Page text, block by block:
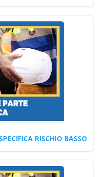
Modulo
per
la
in
Datore
RISCHIO BASSO